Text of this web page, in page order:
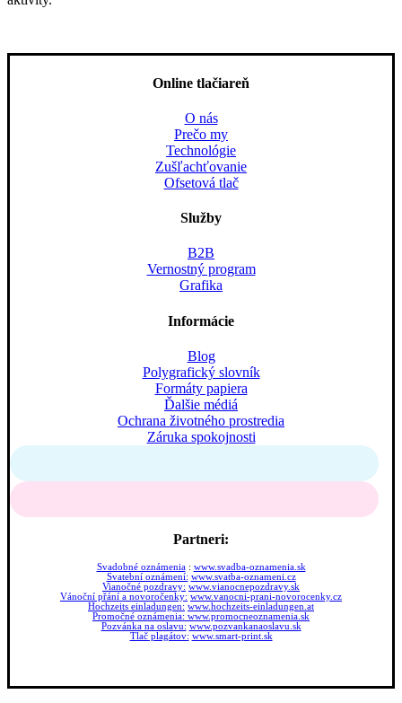
Online tlačiareň
O nás
Prečo my
Technológie
Zušľachťovanie
Ofsetová tlač
Služby
B2B
Vernostný program
Grafika
Informácie
Blog
Polygrafický slovník
Formáty papiera
Ďalšie médiá
Ochrana životného prostredia
Záruka spokojnosti
Partneri:
Svadobné oznámenia: www.svadba-oznamenia.sk
Svatební oznámení: www.svatba-oznameni.cz
Vianočné pozdravy: www.vianocnepozdravy.sk
Vánoční přání a novoročenky: www.vanocni-prani-novorocenky.cz
Hochzeits einladungen: www.hochzeits-einladungen.at
Promočné oznámenia: www.promocneoznamenia.sk
Pozvánka na oslavu: www.pozvankanaoslavu.sk
Tlač plagátov: www.smart-print.sk